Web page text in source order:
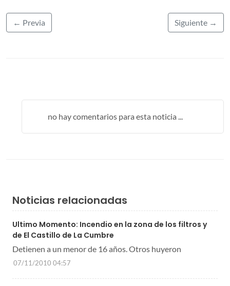
← Previa Siguiente →
no hay comentarios para esta noticia ...
Noticias relacionadas
Ultimo Momento: Incendio en la zona de los filtros y
de El Castillo de La Cumbre
Detienen a un menor de 16 años. Otros huyeron
07/11/2010 04:57